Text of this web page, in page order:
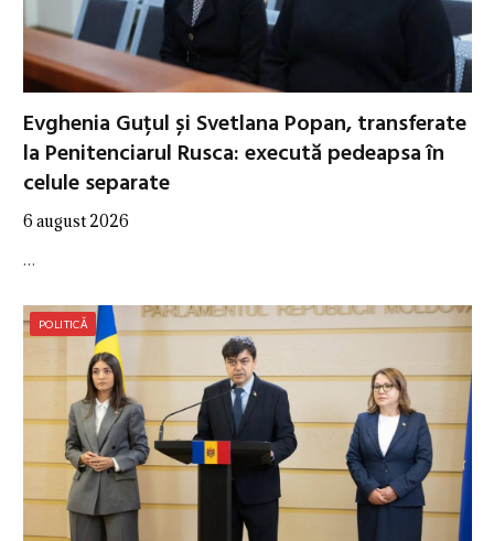
Evghenia Guțul și Svetlana Popan, transferate
la Penitenciarul Rusca: execută pedeapsa în
celule separate
6 august 2026
…
POLITICĂ